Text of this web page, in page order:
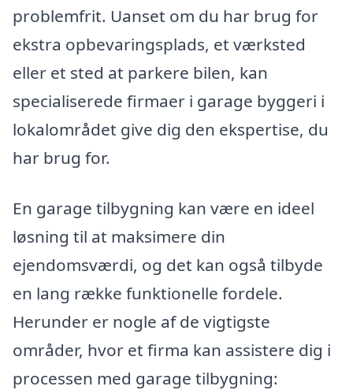
problemfrit. Uanset om du har brug for
ekstra opbevaringsplads, et værksted
eller et sted at parkere bilen, kan
specialiserede firmaer i garage byggeri i
lokalområdet give dig den ekspertise, du
har brug for.
En garage tilbygning kan være en ideel
løsning til at maksimere din
ejendomsværdi, og det kan også tilbyde
en lang række funktionelle fordele.
Herunder er nogle af de vigtigste
områder, hvor et firma kan assistere dig i
processen med garage tilbygning: